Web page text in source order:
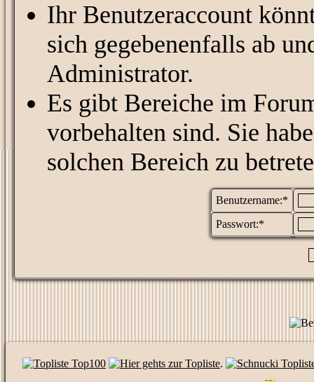
Ihr Benutzeraccount
sich gegebenenfalls ab
Administrator.
Es gibt Bereiche im
vorbehalten sind. Sie
solchen Bereich zu
Benutzername:*
Passwort:*
.